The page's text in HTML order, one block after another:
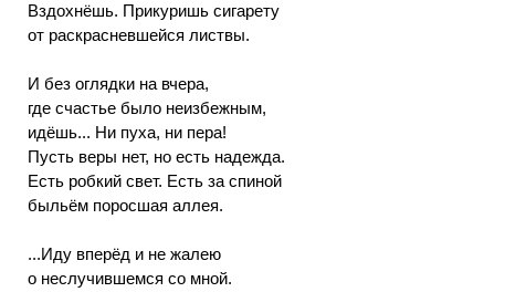
Вздохнёшь. Прикуришь сигарету
от раскрасневшейся листвы.
И без оглядки на вчера,
где счастье было неизбежным,
идёшь... Ни пуха, ни пера!
Пусть веры нет, но есть надежда.
Есть робкий свет. Есть за спиной
быльём поросшая аллея.
...Иду вперёд и не жалею
о неслучившемся со мной.